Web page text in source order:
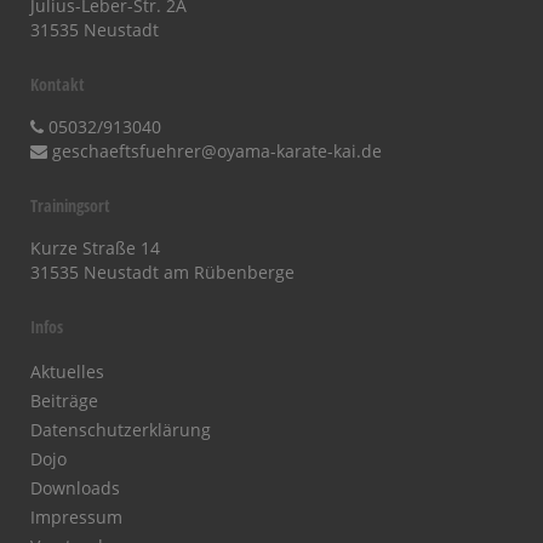
Julius-Leber-Str. 2A
31535 Neustadt
Kontakt
05032/913040
geschaeftsfuehrer@oyama-karate-kai.de
Trainingsort
Kurze Straße 14
31535 Neustadt am Rübenberge
Infos
Aktuelles
Beiträge
Datenschutzerklärung
Dojo
Downloads
Impressum